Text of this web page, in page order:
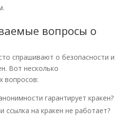
вопросы о
спрашивают о безопасности и
Вот несколько
вопросов:
гарантирует кракен?
ссылка на кракен не работает?